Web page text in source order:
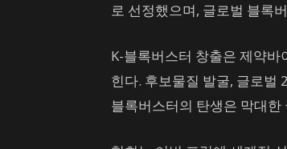
로 선정했으며, 글로벌 블록
K-블록버스터 창출은 제약
힌다. 후보물질 발굴, 글로벌
블록버스터의 탄생은 막대